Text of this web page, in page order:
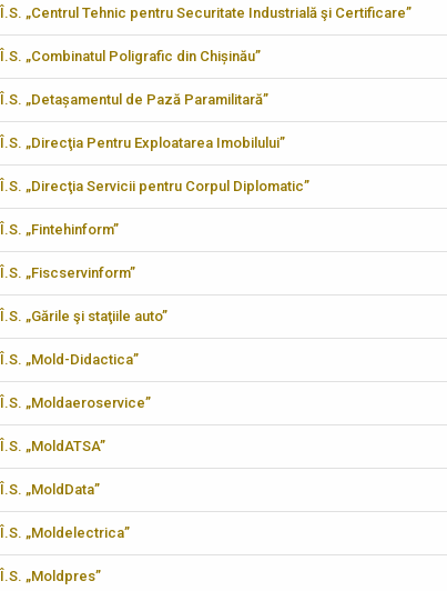
Î.S. „Centrul Tehnic pentru Securitate Industrială şi Certificare”
Î.S. „Combinatul Poligrafic din Chișinău”
Î.S. „Detașamentul de Pază Paramilitară”
Î.S. „Direcţia Pentru Exploatarea Imobilului”
Î.S. „Direcţia Servicii pentru Corpul Diplomatic”
Î.S. „Fintehinform”
Î.S. „Fiscservinform”
Î.S. „Gările şi staţiile auto”
Î.S. „Mold-Didactica”
Î.S. „Moldaeroservice”
Î.S. „MoldATSA”
Î.S. „MoldData”
Î.S. „Moldelectrica”
Î.S. „Moldpres”